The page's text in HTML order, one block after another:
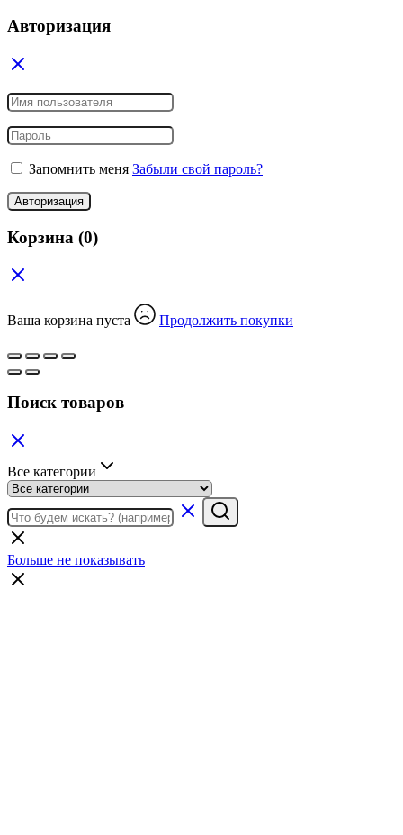
Авторизация
Запомнить меня Забыли свой пароль?
Авторизация
Корзина (0)
Ваша корзина пуста Продолжить покупки
Поиск товаров
Все категории
Больше не показывать